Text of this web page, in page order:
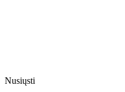
Nusiųsti